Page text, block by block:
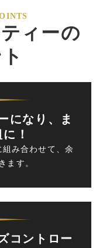
ィーの
になり、ま
！
み合わせて、余
ます。
コントロー